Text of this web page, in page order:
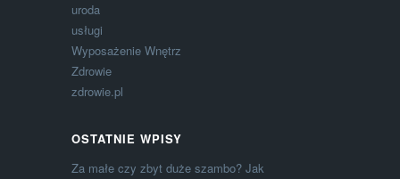
uroda
usługi
Wyposażenie Wnętrz
Zdrowie
zdrowie.pl
OSTATNIE WPISY
Za małe czy zbyt duże szambo? Jak